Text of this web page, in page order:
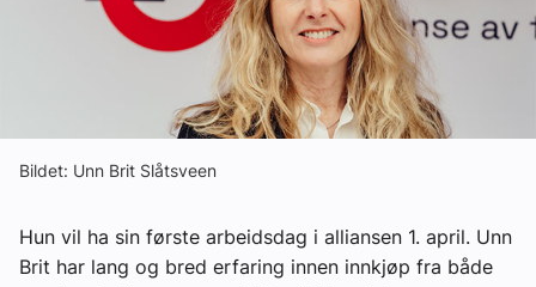
Om VVS Aktuelt
Abonner på fagbladet Byggfakta Nyheter
Annonsere i VVS Aktuelt
Tips oss
Bildet: Unn Brit Slåtsveen
Hun vil ha sin første arbeidsdag i alliansen 1. april. Unn
Brit har lang og bred erfaring innen innkjøp fra både